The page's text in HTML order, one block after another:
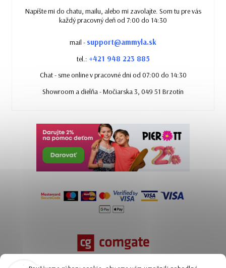
Napíšte mi do chatu, mailu, alebo mi zavolajte. Som tu pre vás
každý pracovný deň od 7:00 do 14:30
mail - support@ammyla.sk
tel.: +421 948 223 885
Chat - sme online v pracovné dni od 07:00 do 14:30
Showroom a dielňa - Močiarska 3, 049 51 Brzotín